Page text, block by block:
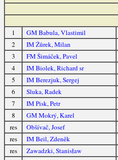
1 GM Babula, Vlastimil
2
IM Žůrek, Milan
3
FM Šimáček, Pavel
4
IM Biolek, Richard sr
5
IM Berezjuk, Sergej
6
Sluka, Radek
7
IM Pisk, Petr
8
GM Mokrý, Karel
res
Obšívač, Josef
res
IM Beil, Zdeněk
res
Zawadzki, Stanisław